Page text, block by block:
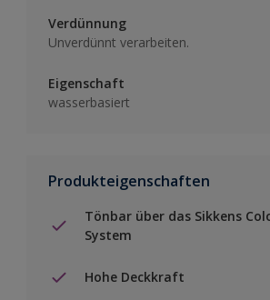
Verdünnung
Unverdünnt verarbeiten.
Eigenschaft
wasserbasiert
Produkteigenschaften
Tönbar über das Sikkens
System
Hohe Deckkraft